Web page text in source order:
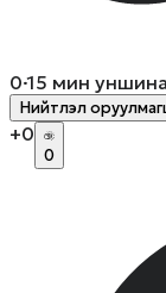
0·15 мин уншина
Нийтлэл
+0
0